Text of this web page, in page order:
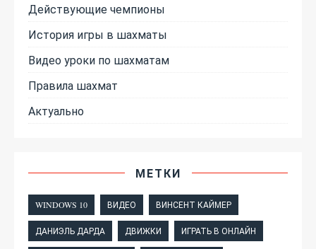
Действующие чемпионы
История игры в шахматы
Видео уроки по шахматам
Правила шахмат
Актуально
МЕТКИ
WINDOWS 10 ВИДЕО ВИНСЕНТ КАЙМЕР
ДАНИЭЛЬ ДАРДА ДВИЖКИ ИГРАТЬ В ОНЛАЙН